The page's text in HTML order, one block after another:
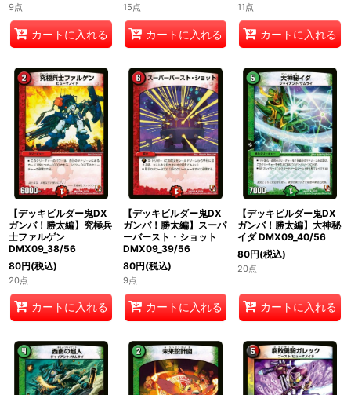
9点
カートに入れる
15点
カートに入れる
11点
カートに入れる
【デッキビルダー鬼DX
ガンバ！勝太編】究極兵
士ファルゲン
DMX09_38/56
80円(税込)
20点
カートに入れる
【デッキビルダー鬼DX
ガンバ！勝太編】スーパ
ーバースト・ショット
DMX09_39/56
80円(税込)
9点
カートに入れる
【デッキビルダー鬼DX
ガンバ！勝太編】大神秘
イダ DMX09_40/56
80円(税込)
20点
カートに入れる